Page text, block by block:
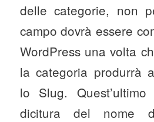
delle categorie, non
campo dovrà essere
WordPress una volta
la categoria produrrà
lo Slug.
dicitura del nome